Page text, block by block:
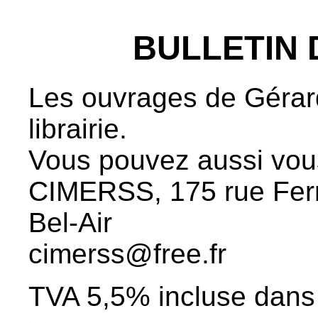
BULLETIN
Les ouvrages de
librairie.
Vous pouvez aussi
CIMERSS, 175 rue
Bel-Air
cimerss@free.fr
TVA 5,5% incluse